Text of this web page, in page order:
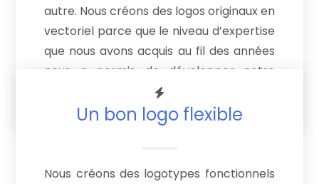
autre. Nous créons des logos originaux en
vectoriel parce que le niveau d’expertise
que nous avons acquis au fil des années
nous a permis de développer notre
Un bon logo flexible
Nous créons des logotypes fonctionnels